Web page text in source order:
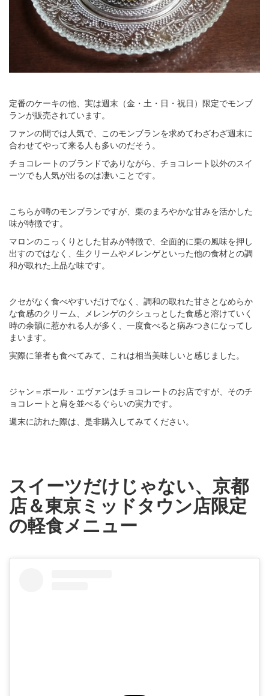
定番のケーキの他、実は週末（金・土・日・祝日）限定でモンブ
ランが販売されています。
ファンの間では人気で、このモンブランを求めてわざわざ週末に
合わせてやって来る人も多いのだそう。
チョコレートのブランドでありながら、チョコレート以外のスイ
ーツでも人気が出るのは凄いことです。
こちらが噂のモンブランですが、栗のまろやかな甘みを活かした
味が特徴です。
マロンのこっくりとした甘みが特徴で、全面的に栗の風味を押し
出すのではなく、生クリームやメレンゲといった他の食材との調
和が取れた上品な味です。
クセがなく食べやすいだけでなく、調和の取れた甘さとなめらか
な食感のクリーム、メレンゲのクシュっとした食感と溶けていく
時の余韻に惹かれる人が多く、一度食べると病みつきになってし
まいます。
実際に筆者も食べてみて、これは相当美味しいと感じました。
ジャン＝ポール・エヴァンはチョコレートのお店ですが、そのチ
ョコレートと肩を並べるぐらいの実力です。
週末に訪れた際は、是非購入してみてください。
スイーツだけじゃない、京都
店＆東京ミッドタウン店限定
の軽食メニュー